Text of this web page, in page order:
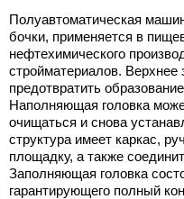
Полуавтоматическая
бочки, применяется в
нефтехимического
стройматериалов. Верхнее
предотвратить
Наполняющая головка
очищаться и снова
структура имеет каркас,
площадку, а также
Заполняющая головка
гарантирующего полный